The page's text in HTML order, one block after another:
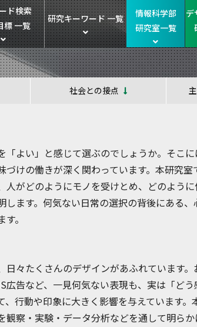
情報科学部
研究室一覧
デ
ド検索
標 一覧
研究キーワード 一覧
社会との接点
「よい」と感じて選ぶのでしょうか。そこ
づけの働きが深く関わっています。本研究
人がどのようにモノを受けとめ、どのよう
します。何気ない日常の選択の背後にある
。
日々たくさんのデザインがあふれています
広告など、一見何気ない表現も、実は「ど
、行動や印象に大きく影響を与えています。
観察・実験・データ分析などを通して明ら